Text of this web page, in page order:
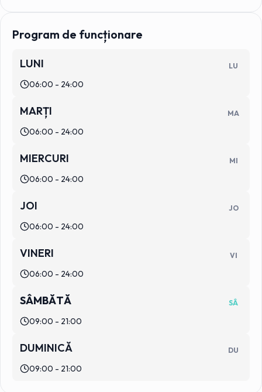
Program de funcționare
LUNI LU
06:00 - 24:00
MARȚI MA
06:00 - 24:00
MIERCURI MI
06:00 - 24:00
JOI JO
06:00 - 24:00
VINERI VI
06:00 - 24:00
SÂMBĂTĂ SÂ
09:00 - 21:00
DUMINICĂ DU
09:00 - 21:00